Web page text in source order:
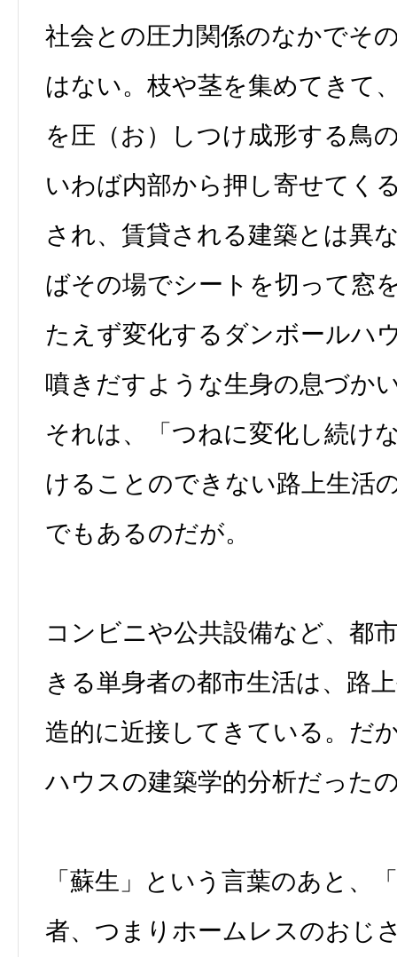
社会との圧力関係のなかでそ
はない。枝や茎を集めてきて
を圧（お）しつけ成形する鳥
いわば内部から押し寄せてく
され、賃貸される建築とは異
ばその場でシートを切って窓
たえず変化するダンボールハ
噴きだすような生身の息づか
それは、「つねに変化し続け
けることのできない路上生活
でもあるのだが。
コンビニや公共設備など、都
きる単身者の都市生活は、路
造的に近接してきている。だ
ハウスの建築学的分析だった
「蘇生」という言葉のあと、
者、つまりホームレスのおじ